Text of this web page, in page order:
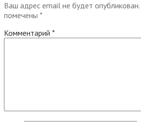
Ваш адрес email не будет опубликован.
помечены *
Комментарий *